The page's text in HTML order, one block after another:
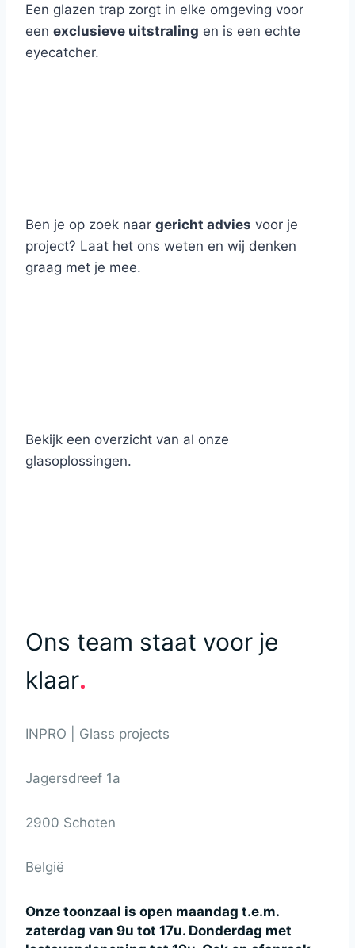
Een glazen trap zorgt in elke omgeving voor
een exclusieve uitstraling en is een echte
eyecatcher.
Ben je op zoek naar gericht advies voor je
project? Laat het ons weten en wij denken
graag met je mee.
Bekijk een overzicht van al onze
glasoplossingen.
Ons team staat voor je
klaar.
INPRO | Glass projects
Jagersdreef 1a
2900 Schoten
België
Onze toonzaal is open maandag t.e.m.
zaterdag van 9u tot 17u. Donderdag met